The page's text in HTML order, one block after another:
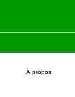
À propos